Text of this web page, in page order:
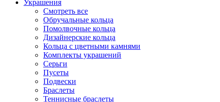
Украшения
Смотреть все
Обручальные кольца
Помолвочные кольца
Дизайнерские кольца
Кольца с цветными камнями
Комплекты украшений
Серьги
Пусеты
Подвески
Браслеты
Теннисные браслеты